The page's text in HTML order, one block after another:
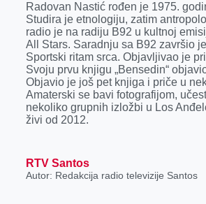
Radovan Nastić rođen je 1975.
Studira je etnologiju, zatim
radio je na radiju B92 u kultnoj
All Stars. Saradnju sa B92 završio
Sportski ritam srca. Objavljivao je
Svoju prvu knjigu „Bensedin“
Objavio je još pet knjiga i priče u
Amaterski se bavi fotografijom,
nekoliko grupnih izložbi u Los
živi od 2012.
RTV Santos
Autor: Redakcija radio televizije Santos